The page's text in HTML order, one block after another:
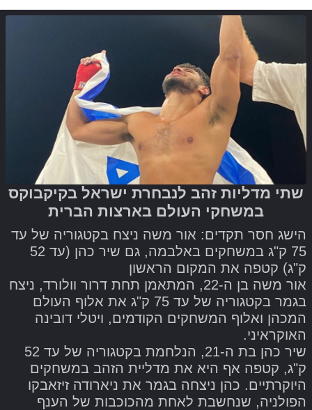
שתי מדליות זהב לנבחרת ישראל בקיקבוקס
במשחקי העולם בארצות הברית
הישג חסר תקדים: אור משה ניצח בקטגוריה של עד
75 ק"ג במשחקים באלבמה, גם שיר כהן (עד 52
ק"ג) קטפה את המקום הראשון
אור משה בן ה-22, המתאמן תחת דרור וולורד, ניצח
בגמר בקטגוריה של עד 75 ק"ג את אלוף העולם
המכהן ואלוף המשחקים הקודמים, ויטלי דובינה
האוקראיני.
שיר כהן בת ה-21, הנלחמת בקטגוריה של עד 52
ק"ג, קטפה אף היא את מדליית הזהב במשחקים
היוקרתיים. כהן ניצחה בגמר את ניארודה זיזאבקו
הפולניה, שנחשבת לאחת מהכוכבות של הענף